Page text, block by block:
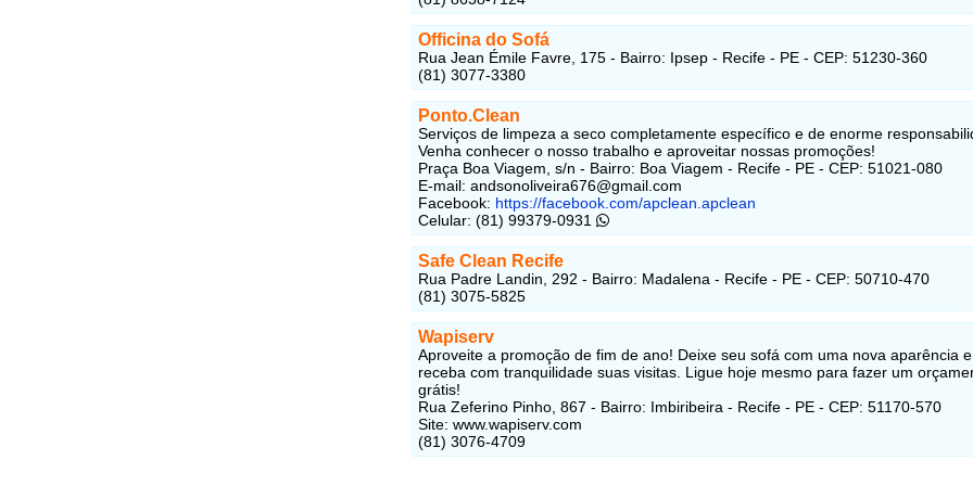
Officina do Sofá
Rua Jean Émile Favre, 175 - Bairro: Ipsep - Recife - PE - CEP: 51230-360
(81) 3077-3380
Ponto.Clean
Serviços de limpeza a seco completamente específico e de enorme
Venha conhecer o nosso trabalho e aproveitar nossas promoções!
Praça Boa Viagem, s/n - Bairro: Boa Viagem - Recife - PE - CEP: 51021-080
E-mail: andsonoliveira676@gmail.com
Facebook: https://facebook.com/apclean.apclean
Celular: (81) 99379-0931
Safe Clean Recife
Rua Padre Landin, 292 - Bairro: Madalena - Recife - PE - CEP: 50710-470
(81) 3075-5825
Wapiserv
Aproveite a promoção de fim de ano! Deixe seu sofá com uma nova aparência e
receba com tranquilidade suas visitas. Ligue hoje mesmo para fazer um
grátis!
Rua Zeferino Pinho, 867 - Bairro: Imbiribeira - Recife - PE - CEP: 51170-570
Site: www.wapiserv.com
(81) 3076-4709